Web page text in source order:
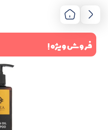
فروش ویژه !